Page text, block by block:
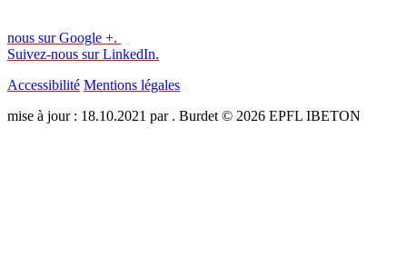
nous sur Google +.
Suivez-nous sur LinkedIn.
Accessibilité Mentions légales
mise à jour : 18.10.2021 par . Burdet © 2026 EPFL IBETON